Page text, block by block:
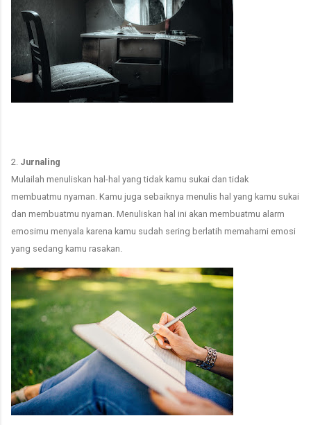
2. Jurnaling
Mulailah menuliskan hal-hal yang tidak kamu sukai dan tidak
membuatmu nyaman. Kamu juga sebaiknya menulis hal yang kamu sukai
dan membuatmu nyaman. Menuliskan hal ini akan membuatmu alarm
emosimu menyala karena kamu sudah sering berlatih memahami emosi
yang sedang kamu rasakan.